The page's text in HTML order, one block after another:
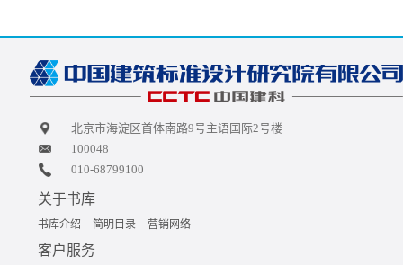
北京市海淀区首体南路9号主语国际2号楼
100048
010-68799100
关于书库
书库介绍 简明目录 营销网络
客户服务